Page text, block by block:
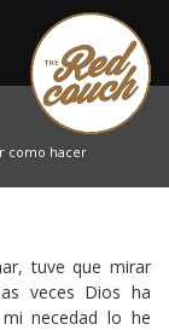
como hacer
tuve que mirar
veces Dios ha
necedad lo he